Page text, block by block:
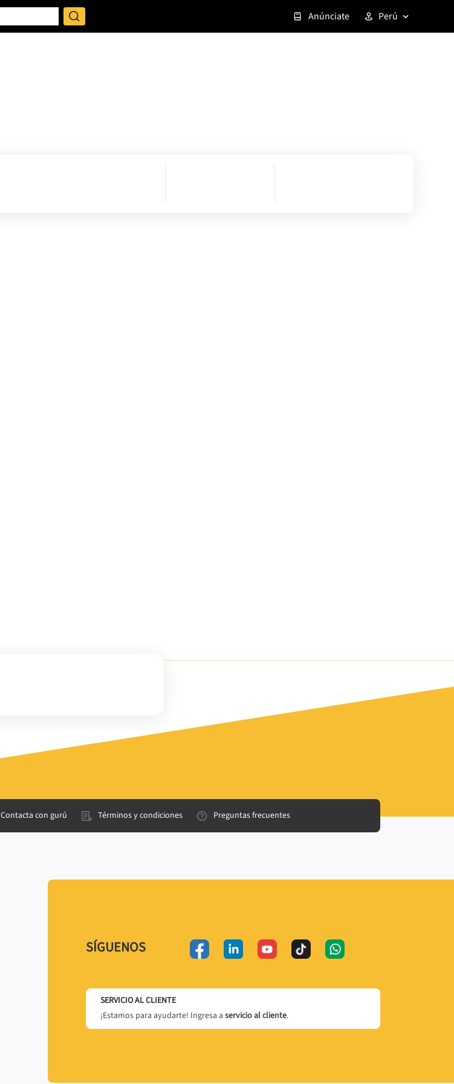
Anúnciate Perú
Contacta con gurú Términos y condiciones Preguntas frecuentes
SÍGUENOS
SERVICIO AL CLIENTE
¡Estamos para ayudarte! Ingresa a servicio al cliente.